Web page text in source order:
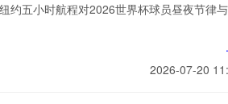
约五小时航程对2026世界杯球员昼夜节律
2026-07-20